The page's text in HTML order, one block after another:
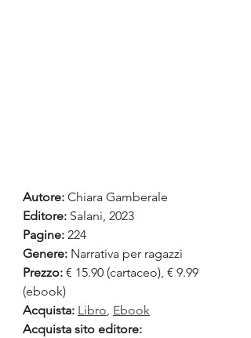
Autore: Chiara Gamberale
Editore: Salani, 2023
Pagine: 224
Genere: Narrativa per ragazzi
Prezzo: € 15.90 (cartaceo), € 9.99
(ebook)
Acquista: Libro, Ebook
Acquista sito editore: